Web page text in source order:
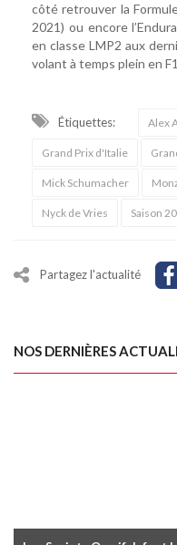
côté retrouver la
2021) ou encore
en classe LMP2 aux
volant à temps plein en
Étiquettes: Alex
Grand Prix d'Italie
Mick Schumacher
Nyck de Vries Saison
Partagez l'actualité
NOS DERNIÈRES